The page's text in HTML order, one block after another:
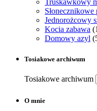
Truskawkowy
Słonecznikowe
Jednorożcowy
Kocia zabawa
Domowy azyl
Tosiakowe archiwum
Tosiakowe archiwum
O mnie